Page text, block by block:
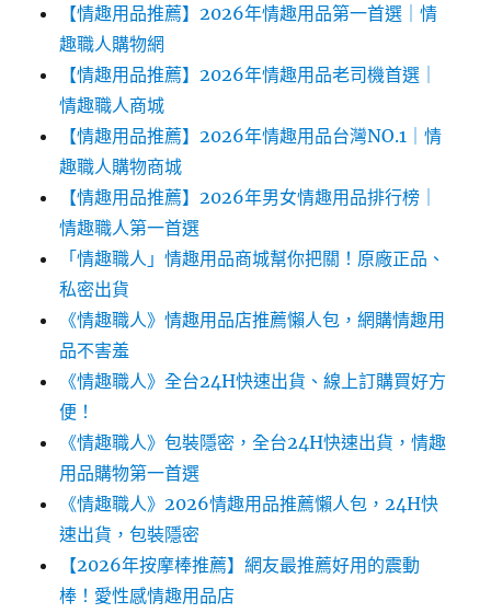
【情趣用品推薦】2026年情趣用品第一首選｜情
趣職人購物網
【情趣用品推薦】2026年情趣用品老司機首選｜
情趣職人商城
【情趣用品推薦】2026年情趣用品台灣NO.1｜情
趣職人購物商城
【情趣用品推薦】2026年男女情趣用品排行榜｜
情趣職人第一首選
「情趣職人」情趣用品商城幫你把關！原廠正品、
私密出貨
《情趣職人》情趣用品店推薦懶人包，網購情趣用
品不害羞
《情趣職人》全台24H快速出貨、線上訂購買好方
便！
《情趣職人》包裝隱密，全台24H快速出貨，情趣
用品購物第一首選
《情趣職人》2026情趣用品推薦懶人包，24H快
速出貨，包裝隱密
【2026年按摩棒推薦】網友最推薦好用的震動
棒！愛性感情趣用品店